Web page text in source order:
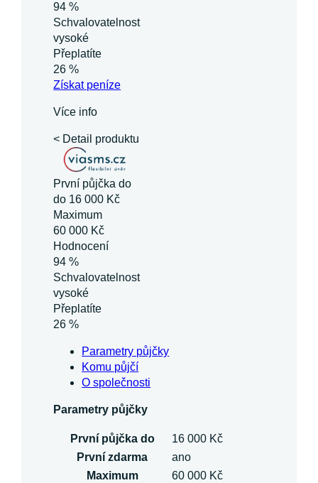
94 %
Schvalovatelnost
vysoké
Přeplatíte
26 %
Získatpeníze
Více info
< Detail produktu
První půjčka do
do 16 000 Kč
Maximum
60 000 Kč
Hodnocení
94 %
Schvalovatelnost
vysoké
Přeplatíte
26 %
Parametry půjčky
Komu půjčí
O společnosti
Parametry půjčky
První půjčka do
16 000 Kč
První zdarma
ano
Maximum
60 000 Kč